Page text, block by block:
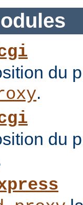
du
.
du